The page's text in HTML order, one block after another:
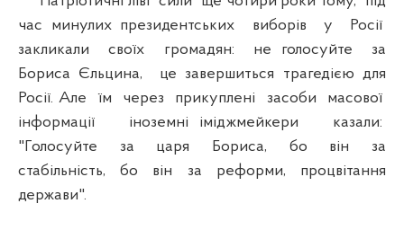
час минулих президентських виборів у Росії
закликали своїх громадян: не голосуйте за
Бориса Єльцина, це завершиться трагедією для
Росії. Але їм через прикуплені засоби масової
інформації іноземні іміджмейкери казали:
"Голосуйте за царя Бориса, бо він за
стабільність, бо він за реформи, процвітання
держави".